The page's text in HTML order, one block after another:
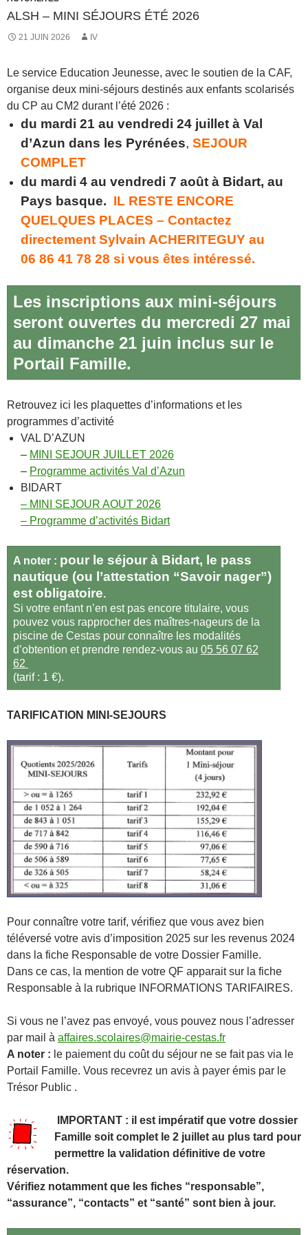
ALSH – MINI SÉJOURS ÉTÉ 2026
21 JUIN 2026 IV
Le service Education Jeunesse, avec le soutien de la CAF,
organise deux mini-séjours destinés aux enfants scolarisés
du CP au CM2 durant l’été 2026 :
du mardi 21 au vendredi 24 juillet à Val
d’Azun dans les Pyrénées, SEJOUR
COMPLET
du mardi 4 au vendredi 7 août à Bidart, au
Pays basque. IL RESTE ENCORE
QUELQUES PLACES – Contactez
directement Sylvain ACHERITEGUY au
06 86 41 78 28 si vous êtes intéressé.
Les inscriptions aux mini-séjours
seront ouvertes du mercredi 27 mai
au dimanche 21 juin inclus sur le
Portail Famille.
Retrouvez ici les plaquettes d’informations et les
programmes d’activité
VAL D’AZUN
– MINI SEJOUR JUILLET 2026
– Programme activités Val d’Azun
BIDART
– MINI SEJOUR AOUT 2026
– Programme d’activités Bidart
A noter : pour le séjour à Bidart, le pass
nautique (ou l’attestation “Savoir nager”)
est obligatoire.
Si votre enfant n’en est pas encore titulaire, vous
pouvez vous rapprocher des maîtres-nageurs de la
piscine de Cestas pour connaître les modalités
d’obtention et prendre rendez-vous au 05 56 07 62
62
(tarif : 1 €).
TARIFICATION MINI-SEJOURS
Pour connaître votre tarif, vérifiez que vous avez bien
téléversé votre avis d’imposition 2025 sur les revenus 2024
dans la fiche Responsable de votre Dossier Famille.
Dans ce cas, la mention de votre QF apparait sur la fiche
Responsable à la rubrique INFORMATIONS TARIFAIRES.
Si vous ne l’avez pas envoyé, vous pouvez nous l’adresser
par mail à affaires.scolaires@mairie-cestas.fr
A noter : le paiement du coût du séjour ne se fait pas via le
Portail Famille. Vous recevrez un avis à payer émis par le
Trésor Public .
IMPORTANT : il est impératif que votre dossier
Famille soit complet le 2 juillet au plus tard pour
permettre la validation définitive de votre
réservation.
Vérifiez notamment que les fiches “responsable”,
“assurance”, “contacts” et “santé” sont bien à jour.